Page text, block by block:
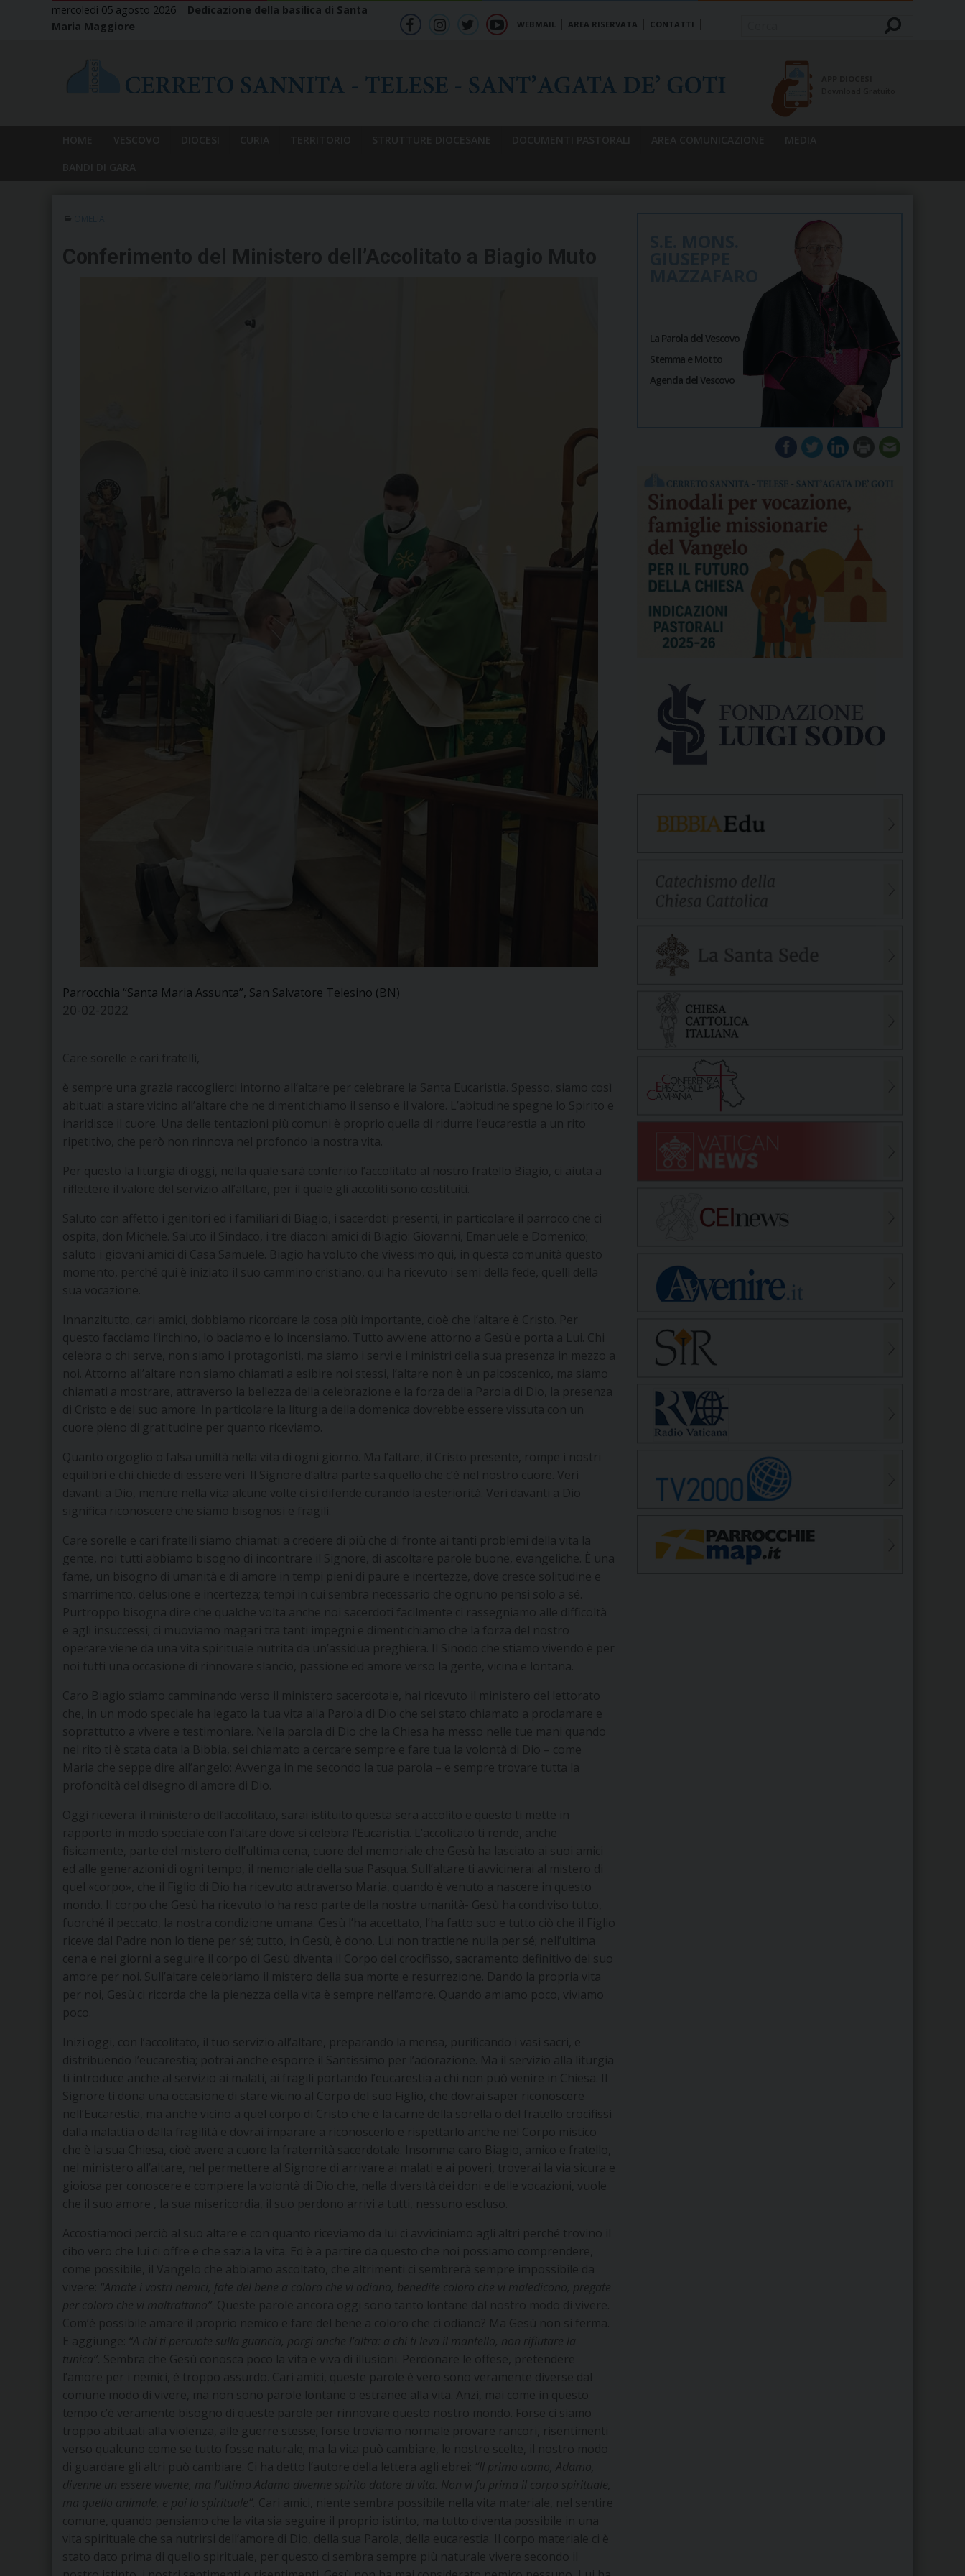
mercoledì 05 agosto 2026
Dedicazione della basilica di Santa
Maria Maggiore
WEBMAIL AREA RISERVATA CONTATTI Cerca
Conferimento del Ministero dell’Accolitato a Biagio Muto
Parrocchia “Santa Maria Assunta”, San Salvatore Telesino (BN)
20-02-2022
Care sorelle e cari fratelli,
è sempre una grazia raccoglierci intorno all’altare per celebrare la Santa Eucaristia. Spesso, siamo così
abituati a stare vicino all’altare che ne dimentichiamo il senso e il valore. L’abitudine spegne lo Spirito e
inaridisce il cuore. Una delle tentazioni più comuni è proprio quella di ridurre l’eucarestia a un rito
ripetitivo, che però non rinnova nel profondo la nostra vita.
Per questo la liturgia di oggi, nella quale sarà conferito l’accolitato al nostro fratello Biagio, ci aiuta a
riflettere il valore del servizio all’altare, per il quale gli accoliti sono costituiti.
Saluto con affetto i genitori ed i familiari di Biagio, i sacerdoti presenti, in particolare il parroco che ci
ospita, don Michele. Saluto il Sindaco, i tre diaconi amici di Biagio: Giovanni, Emanuele e Domenico;
saluto i giovani amici di Casa Samuele. Biagio ha voluto che vivessimo qui, in questa comunità questo
momento, perché qui è iniziato il suo cammino cristiano, qui ha ricevuto i semi della fede, quelli della
sua vocazione.
Innanzitutto, cari amici, dobbiamo ricordare la cosa più importante, cioè che l’altare è Cristo. Per
questo facciamo l’inchino, lo baciamo e lo incensiamo. Tutto avviene attorno a Gesù e porta a Lui. Chi
celebra o chi serve, non siamo i protagonisti, ma siamo i servi e i ministri della sua presenza in mezzo a
noi. Attorno all’altare non siamo chiamati a esibire noi stessi, l’altare non è un palcoscenico, ma siamo
chiamati a mostrare, attraverso la bellezza della celebrazione e la forza della Parola di Dio, la presenza
di Cristo e del suo amore. In particolare la liturgia della domenica dovrebbe essere vissuta con un
cuore pieno di gratitudine per quanto riceviamo.
Quanto orgoglio o falsa umiltà nella vita di ogni giorno. Ma l’altare, il Cristo presente, rompe i nostri
equilibri e chi chiede di essere veri. Il Signore d’altra parte sa quello che c’è nel nostro cuore. Veri
davanti a Dio, mentre nella vita alcune volte ci si difende curando la esteriorità. Veri davanti a Dio
significa riconoscere che siamo bisognosi e fragili.
Care sorelle e cari fratelli siamo chiamati a credere di più che di fronte ai tanti problemi della vita la
gente, noi tutti abbiamo bisogno di incontrare il Signore, di ascoltare parole buone, evangeliche. È una
fame, un bisogno di umanità e di amore in tempi pieni di paure e incertezze, dove cresce solitudine e
smarrimento, delusione e incertezza; tempi in cui sembra necessario che ognuno pensi solo a sé.
Purtroppo bisogna dire che qualche volta anche noi sacerdoti facilmente ci rassegniamo alle difficoltà
e agli insuccessi; ci muoviamo magari tra tanti impegni e dimentichiamo che la forza del nostro
operare viene da una vita spirituale nutrita da un’assidua preghiera. Il Sinodo che stiamo vivendo è per
noi tutti una occasione di rinnovare slancio, passione ed amore verso la gente, vicina e lontana.
Caro Biagio stiamo camminando verso il ministero sacerdotale, hai ricevuto il ministero del lettorato
che, in un modo speciale ha legato la tua vita alla Parola di Dio che sei stato chiamato a proclamare e
soprattutto a vivere e testimoniare. Nella parola di Dio che la Chiesa ha messo nelle tue mani quando
nel rito ti è stata data la Bibbia, sei chiamato a cercare sempre e fare tua la volontà di Dio – come
Maria che seppe dire all’angelo: Avvenga in me secondo la tua parola – e sempre trovare tutta la
profondità del disegno di amore di Dio.
Oggi riceverai il ministero dell’accolitato, sarai istituito questa sera accolito e questo ti mette in
rapporto in modo speciale con l’altare dove si celebra l’Eucaristia. L’accolitato ti rende, anche
fisicamente, parte del mistero dell’ultima cena, cuore del memoriale che Gesù ha lasciato ai suoi amici
ed alle generazioni di ogni tempo, il memoriale della sua Pasqua. Sull’altare ti avvicinerai al mistero di
quel «corpo», che il Figlio di Dio ha ricevuto attraverso Maria, quando è venuto a nascere in questo
mondo. Il corpo che Gesù ha ricevuto lo ha reso parte della nostra umanità- Gesù ha condiviso tutto,
fuorché il peccato, la nostra condizione umana. Gesù l’ha accettato, l’ha fatto suo e tutto ciò che il Figlio
riceve dal Padre non lo tiene per sé; tutto, in Gesù, è dono. Lui non trattiene nulla per sé; nell’ultima
cena e nei giorni a seguire il corpo di Gesù diventa il Corpo del crocifisso, sacramento definitivo del suo
amore per noi. Sull’altare celebriamo il mistero della sua morte e resurrezione. Dando la propria vita
per noi, Gesù ci ricorda che la pienezza della vita è sempre nell’amore. Quando amiamo poco, viviamo
poco.
Inizi oggi, con l’accolitato, il tuo servizio all’altare, preparando la mensa, purificando i vasi sacri, e
distribuendo l’eucarestia; potrai anche esporre il Santissimo per l’adorazione. Ma il servizio alla liturgia
ti introduce anche al servizio ai malati, ai fragili portando l’eucarestia a chi non può venire in Chiesa. Il
Signore ti dona una occasione di stare vicino al Corpo del suo Figlio, che dovrai saper riconoscere
nell’Eucarestia, ma anche vicino a quel corpo di Cristo che è la carne della sorella o del fratello crocifissi
dalla malattia o dalla fragilità e dovrai imparare a riconoscerlo e rispettarlo anche nel Corpo mistico
che è la sua Chiesa, cioè avere a cuore la fraternità sacerdotale. Insomma caro Biagio, amico e fratello,
nel ministero all’altare, nel permettere al Signore di arrivare ai malati e ai poveri, troverai la via sicura e
gioiosa per conoscere e compiere la volontà di Dio che, nella diversità dei doni e delle vocazioni, vuole
che il suo amore , la sua misericordia, il suo perdono arrivi a tutti, nessuno escluso.
Accostiamoci perciò al suo altare e con quanto riceviamo da lui ci avviciniamo agli altri perché trovino il
cibo vero che lui ci offre e che sazia la vita. Ed è a partire da questo che noi possiamo comprendere,
come possibile, il Vangelo che abbiamo ascoltato, che altrimenti ci sembrerà sempre impossibile da
vivere:
“Amate i vostri nemici, fate del bene a coloro che vi odiano, benedite coloro che vi maledicono, pregate
per coloro che vi maltrattano”
Com’è possibile amare il proprio nemico e fare del bene a coloro che ci odiano? Ma Gesù non si ferma.
E aggiunge:
“A chi ti percuote sulla guancia, porgi anche l’altra: a chi ti leva il mantello, non rifiutare la
tunica”. Sembra che Gesù conosca poco la vita e viva di illusioni. Perdonare le offese, pretendere
l’amore per i nemici, è troppo assurdo. Cari amici, queste parole è vero sono veramente diverse dal
comune modo di vivere, ma non sono parole lontane o estranee alla vita. Anzi, mai come in questo
tempo c’è veramente bisogno di queste parole per rinnovare questo nostro mondo. Forse ci siamo
troppo abituati alla violenza, alle guerre stesse; forse troviamo normale provare rancori, risentimenti
verso qualcuno come se tutto fosse naturale; ma la vita può cambiare, le nostre scelte, il nostro modo
di guardare gli altri può cambiare. Ci ha detto l’autore della lettera agli ebrei:
divenne un essere vivente, ma l’ultimo Adamo divenne spirito datore di vita. Non vi fu prima il corpo spirituale,
ma quello animale, e poi lo spirituale”.
comune, quando pensiamo che la vita sia seguire il proprio istinto, ma tutto diventa possibile in una
vita spirituale che sa nutrirsi dell’amore di Dio, della sua Parola, della eucarestia. Il corpo materiale ci è
stato dato prima di quello spirituale, per questo ci sembra sempre più naturale vivere secondo il
La Parola del Vescovo
Stemma e Motto
Agenda del Vescovo